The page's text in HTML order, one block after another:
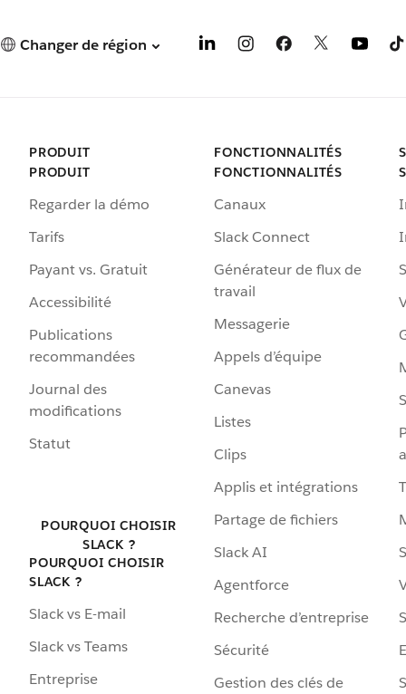
Changer de région
PRODUIT
PRODUIT
Regarder la démo
Tarifs
Payant vs. Gratuit
Accessibilité
Publications
recommandées
Journal des
modifications
Statut
POURQUOI CHOISIR
SLACK ?
POURQUOI CHOISIR
SLACK ?
Slack vs E-mail
Slack vs Teams
Entreprise
FONCTIONNALITÉS
FONCTIONNALITÉS
Canaux
Slack Connect
Générateur de flux de
travail
Messagerie
Appels d’équipe
Canevas
Listes
Clips
Applis et intégrations
Partage de fichiers
Slack AI
Agentforce
Recherche d’entreprise
Sécurité
Gestion des clés de